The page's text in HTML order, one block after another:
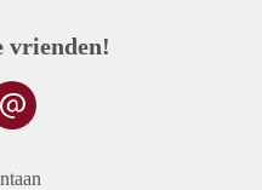
vrienden!